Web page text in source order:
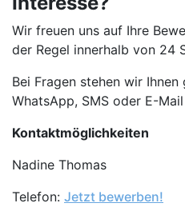
Wir freuen uns auf Ihre
der Regel innerhalb von 24
Bei Fragen stehen wir
WhatsApp, SMS oder E-
Kontaktmöglichkeiten
Nadine Thomas
Telefon: Jetzt bewerben!